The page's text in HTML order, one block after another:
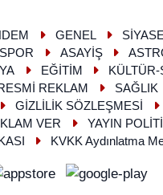
GENEL
SPOR ASAYİŞ
EĞİTİM
REKLAM SAĞLIK
GİZLİLİK SÖZLEŞMESİ
VER
YAYIN
KVKK Aydınlatma